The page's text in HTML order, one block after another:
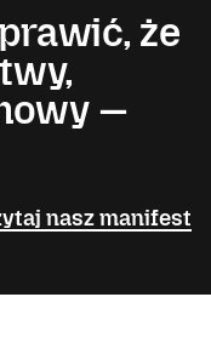
że
—
nasz manifest